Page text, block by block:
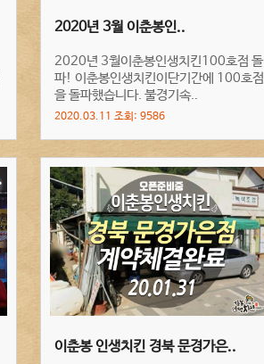
2020년 3월 이춘봉인..
2020년 3월이춘봉인생치킨100호점 돌
파! 이춘봉인생치킨이단기간에 100호점
을 돌파했습니다. 불경기속..
2020.03.11 조회: 9586
이춘봉 인생치킨 경북 문경가은..